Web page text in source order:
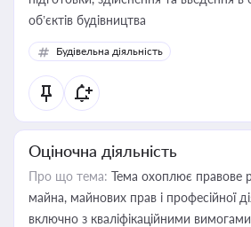
об’єктів будівництва
Будівельна діяльність
Оціночна діяльність
Про що тема: Тема охоплює правове
майна, майнових прав і професійної
включно з кваліфікаційними